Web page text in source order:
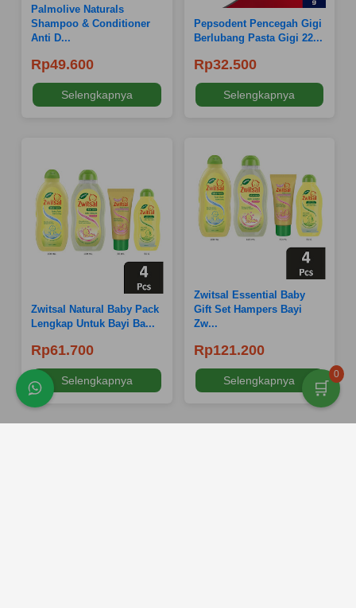
🛒
0
Palmolive Naturals
Shampoo & Conditioner
Anti D...
Rp49.600
Selengkapnya
Pepsodent Pencegah Gigi
Berlubang Pasta Gigi 22...
Rp32.500
Selengkapnya
Zwitsal Natural Baby Pack
Lengkap Untuk Bayi Ba...
Rp61.700
Selengkapnya
Zwitsal Essential Baby
Gift Set Hampers Bayi
Zw...
Rp121.200
Selengkapnya